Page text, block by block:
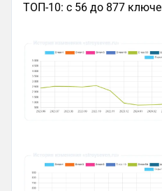
ТОП-10: с 56 до 877